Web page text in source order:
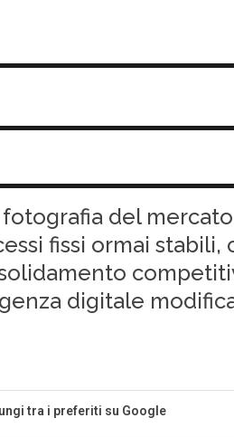
fotografia del
fissi ormai stabili,
digitale
tra i preferiti su Google